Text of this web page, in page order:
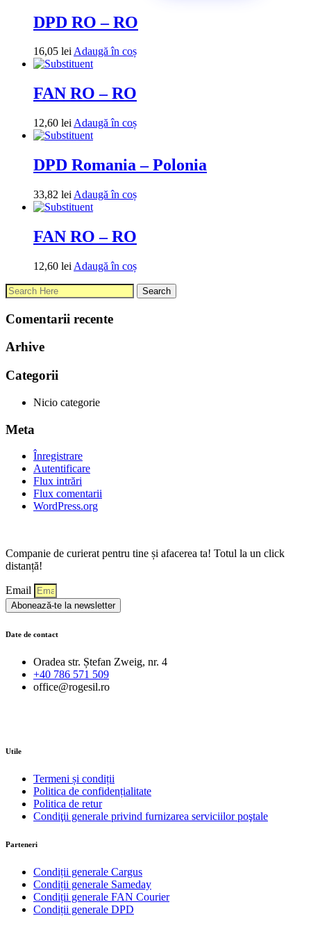
DPD RO – RO
16,05 leiAdaugă în coș
FAN RO – RO
12,60 lei Adaugă în coș
DPD Romania – Polonia
33,82 lei Adaugă în coș
FAN RO – RO
12,60 lei Adaugă în coș
Comentarii recente
Arhive
Categorii
Nicio categorie
Meta
Înregistrare
Autentificare
Flux intrări
Flux comentarii
WordPress.org
Companie de curierat pentru tine și afacerea ta! Totul la un click
distanță!
Email
Abonează-te la newsletter
Date de contact
Oradea str. Ștefan Zweig, nr. 4
+40 786 571 509
office@rogesil.ro
Utile
Termeni și condiții
Politica de confidențialitate
Politica de retur
Condiţii generale privind furnizarea serviciilor poştale
Parteneri
Condiții generale Cargus
Condiții generale Sameday
Condiții generale FAN Courier
Condiții generale DPD